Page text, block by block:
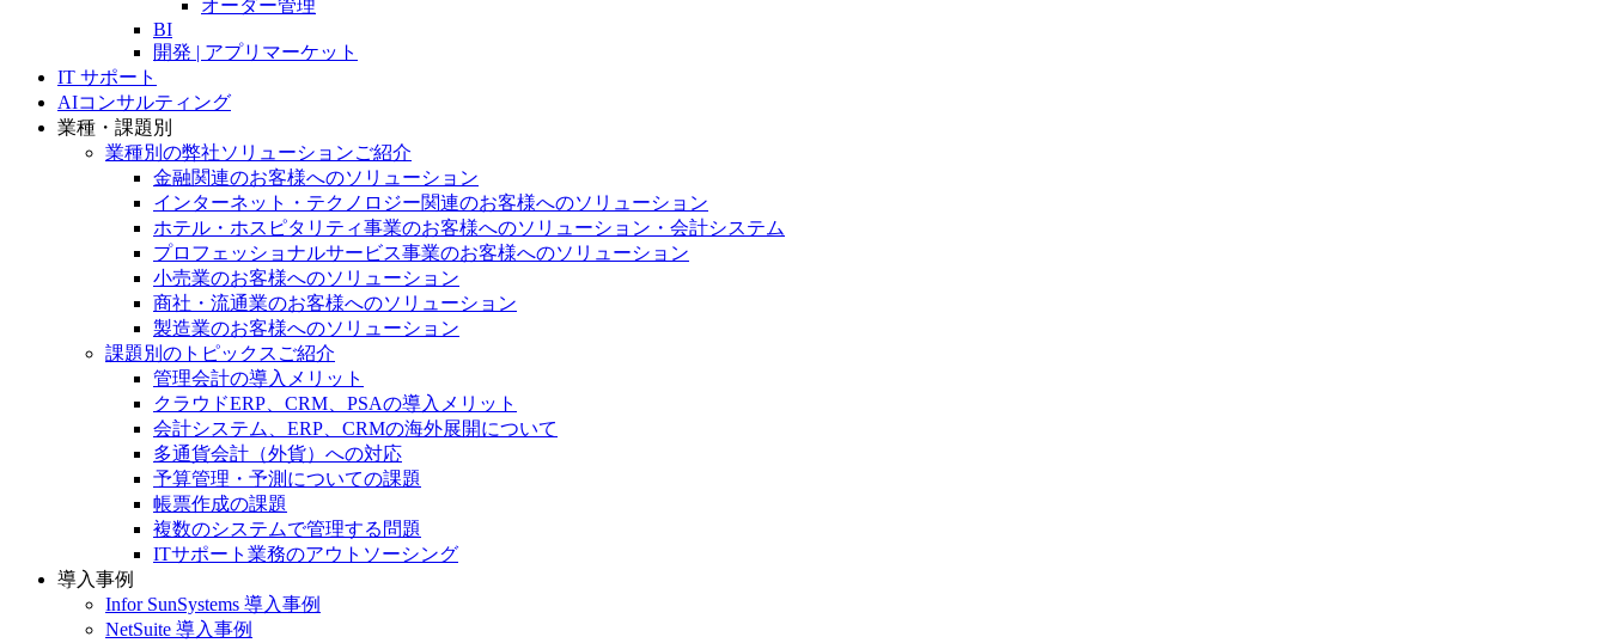
オーダー管理
BI
開発 | アプリマーケット
IT サポート
AIコンサルティング
業種・課題別
業種別の弊社ソリューションご紹介
金融関連のお客様へのソリューション
インターネット・テクノロジー関連のお客様へのソリューション
ホテル・ホスピタリティ事業のお客様へのソリューション・会計システム
プロフェッショナルサービス事業のお客様へのソリューション
小売業のお客様へのソリューション
商社・流通業のお客様へのソリューション
製造業のお客様へのソリューション
課題別のトピックスご紹介
管理会計の導入メリット
クラウドERP、CRM、PSAの導入メリット
会計システム、ERP、CRMの海外展開について
多通貨会計（外貨）への対応
予算管理・予測についての課題
帳票作成の課題
複数のシステムで管理する問題
ITサポート業務のアウトソーシング
導入事例
Infor SunSystems 導入事例
NetSuite 導入事例